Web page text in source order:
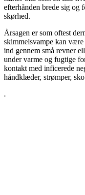
efterhånden brede sig og
skørhed.
Årsagen er som oftest
skimmelsvampe kan
ind gennem små revner
under varme og fugtige
kontakt med inficerede
håndklæder, strømper,
.